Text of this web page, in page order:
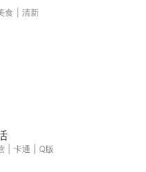
食
清新
卡通
Q版